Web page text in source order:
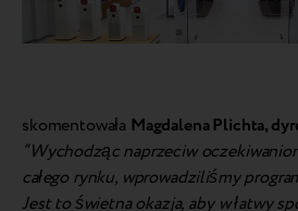
skomentowała Magdalena Plichta,
“Wychodząc naprzeciw
całego rynku, wprowadziliśmy
Jest to świetna okazja, aby w łatwy